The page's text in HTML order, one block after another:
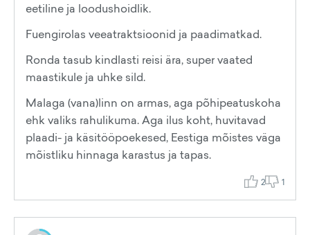
eetiline ja loodushoidlik.
Fuengirolas veeatraktsioonid ja paadimatkad.
Ronda tasub kindlasti reisi ära, super vaated
maastikule ja uhke sild.
Malaga (vana)linn on armas, aga põhipeatuskoha
ehk valiks rahulikuma. Aga ilus koht, huvitavad
plaadi- ja käsitööpoekesed, Eestiga mõistes väga
mõistliku hinnaga karastus ja tapas.
2 1